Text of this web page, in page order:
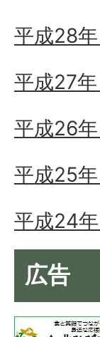
平成28
平成27
平成26
平成25
平成24
広告